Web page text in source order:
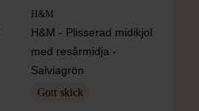
H&M
H&M - Plisserad midikjol
med resårmidja -
Salviagrön
Gott skick